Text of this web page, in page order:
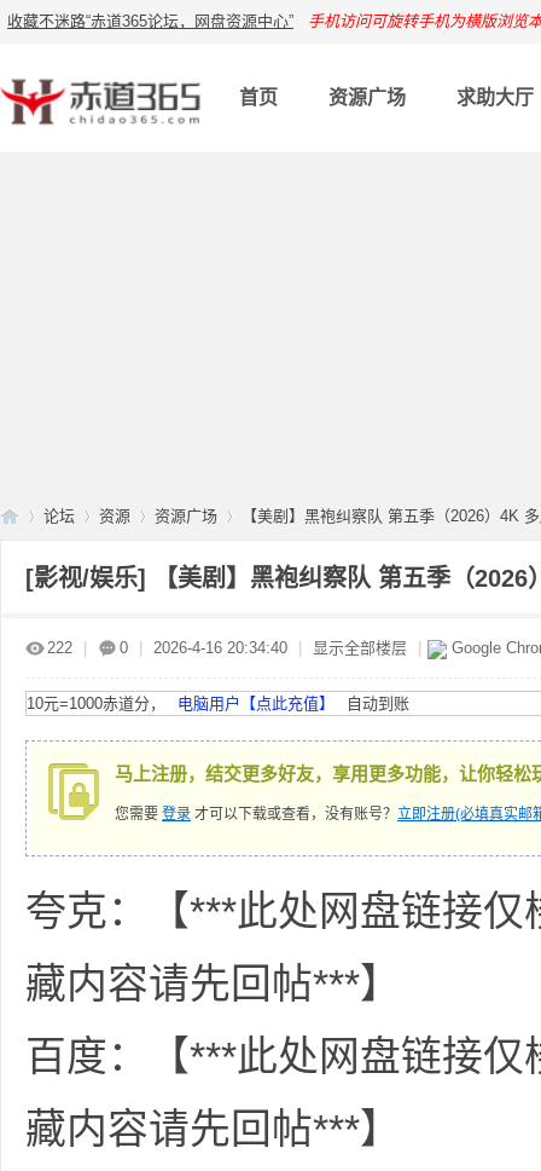
收藏不迷路“赤道365论坛，网盘资源中心” 手机访问可旋转手机为横版浏览
首页 资源广场 求助大厅
论坛 资源 资源广场 【美剧】黑袍纠察队 第五季（2026）4K
[影视/娱乐] 【美剧】黑袍纠察队 第五季（
222 0 2026-4-16 20:34:40 显示全部楼层 Google
10元=1000赤道分， 电脑用户【点此充值】 自动到账
马上注册，结交更多好友，享用更多功能，让你轻松
您需要 登录 才可以下载或查看，没有账号？ 立即注册(必填真实邮
夸克：【***此处网盘链接
藏内容请先回帖***】
百度：【***此处网盘链接
藏内容请先回帖***】